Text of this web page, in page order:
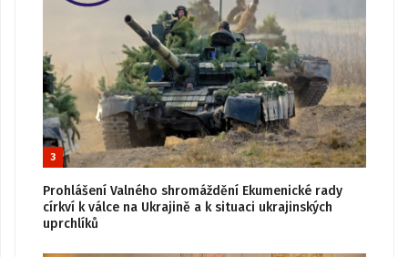
3
Prohlášení Valného shromáždění Ekumenické rady
církví k válce na Ukrajině a k situaci ukrajinských
uprchlíků